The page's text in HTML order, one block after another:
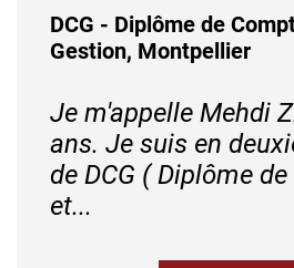
DCG - Diplôme de
Gestion, Montpellier
Je m'appelle Mehdi
ans. Je suis en
de DCG ( Diplôme
et...